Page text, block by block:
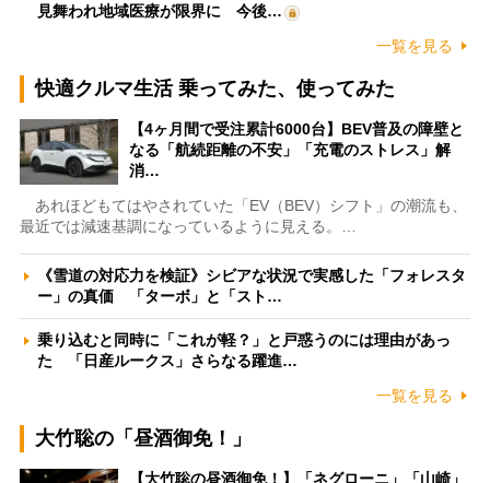
見舞われ地域医療が限界に 今後…
一覧を見る
快適クルマ生活 乗ってみた、使ってみた
【4ヶ月間で受注累計6000台】BEV普及の障壁と
なる「航続距離の不安」「充電のストレス」解
消…
あれほどもてはやされていた「EV（BEV）シフト」の潮流も、
最近では減速基調になっているように見える。…
《雪道の対応力を検証》シビアな状況で実感した「フォレスタ
ー」の真価 「ターボ」と「スト…
乗り込むと同時に「これが軽？」と戸惑うのには理由があっ
た 「日産ルークス」さらなる躍進…
一覧を見る
大竹聡の「昼酒御免！」
【大竹聡の昼酒御免！】「ネグローニ」「山崎」